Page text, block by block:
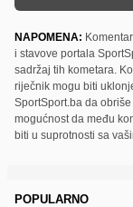
NAPOMENA:
i stavove portala
sadržaj tih kometara.
riječnik mogu biti
SportSport.ba da
mogućnost da među
biti u suprotnosti sa
POPULARNO